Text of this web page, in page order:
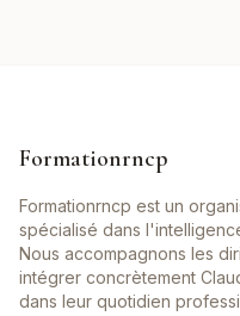
Formationrncp
Formationrncp est un
spécialisé dans
Nous accompagnons les
intégrer concrètement
dans leur quotidien